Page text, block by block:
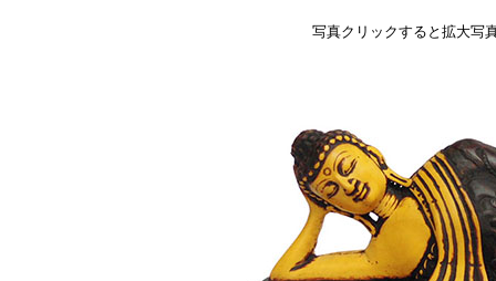
写真クリックすると拡大写